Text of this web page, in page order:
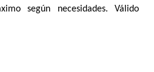
según necesidades. Válido